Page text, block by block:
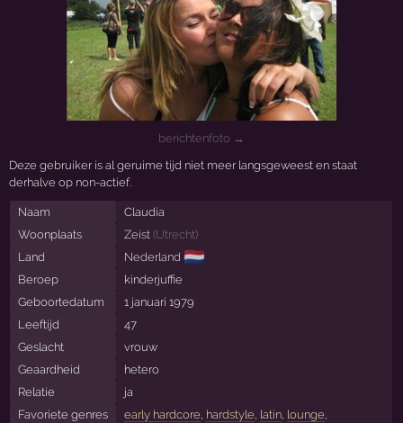
berichtenfoto →
Deze gebruiker is al geruime tijd niet meer langsgeweest en staat
derhalve op non-actief.
Naam
Claudia
Woonplaats
Zeist (Utrecht)
Land
Nederland 🇳🇱
Beroep
kinderjuffie
Geboortedatum
1 januari 1979
Leeftijd
47
Geslacht
vrouw
Geaardheid
hetero
Relatie
ja
Favoriete genres
early hardcore hardstyle latin, lounge